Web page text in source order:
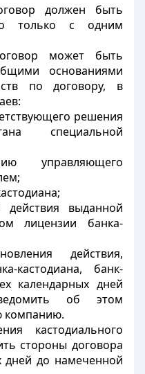
должен быть
только с одним
может быть
основаниями
по договору, в
решения
специальной
управляющего
выданной
лицензии банка-
действия,
кастодиана, банк-
календарных дней
об этом
компанию.
кастодиального
стороны договора
дней до намеченной